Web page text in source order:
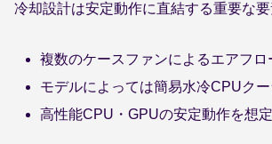
冷却設計は安定動作に直結する重要な要
複数のケースファンによるエアフロ
モデルによっては簡易水冷CPUク
高性能CPU・GPUの安定動作を想